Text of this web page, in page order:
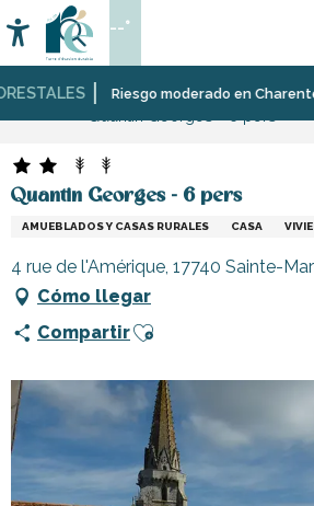
au
contenu
principal
Riesgo moderado en
Accessibilité
Buscar
--°
Página Web Estancia
Quantin Georges - 6 pers
AMUEBLADOS Y CASAS RURALES CASA
4 rue de l'Amérique, 17740 Sainte-
Cómo llegar
CompartirAjouter aux favoris